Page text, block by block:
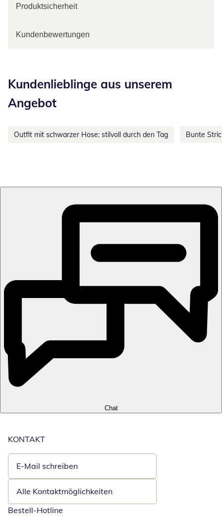
Produktsicherheit
Kundenbewertungen
Kundenlieblinge aus unserem
Angebot
Outfit mit schwarzer Hose: stilvoll durch den Tag Bunte
Chat
KONTAKT
E-Mail schreiben
Öffnet E-Mail-Client
Alle Kontaktmöglichkeiten
Bestell-Hotline